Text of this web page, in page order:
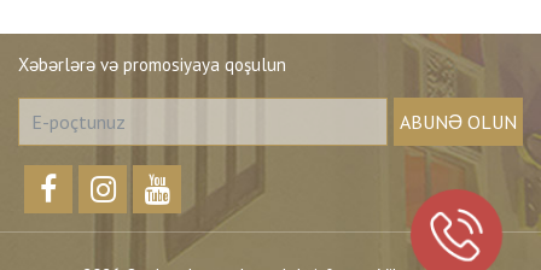
Xəbərlərə və promosiyaya qoşulun